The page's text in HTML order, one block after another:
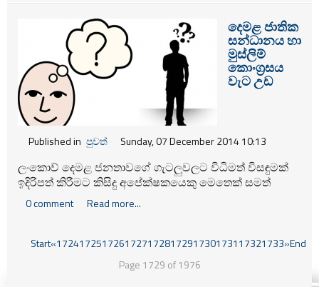
දෙමළ ජාතික
සන්ධානය හා
මුස්ලිම්
කොංග්‍රසය
වැට උඩ
Published in පුවත් Sunday, 07 December 2014 10:13
ලංකාෙව් දෙමළ ජනතාවගේ ගැටලුවලට විධිමත් විසඳුමක්
ඉදිරිපත් කිරීමට කිසිදු අපේක්ෂකයෙකු මෙතෙක් සමත්
නොවීම හේතුවෙන් තමන් සහය පළ කරන්නේ කුමන
පාර්ශවයට ද යන්න මෙතෙක් තීරණයක් ගෙන නොමැති බව
0 comment Read more...
Start«1724172517261727172817291730173117321733»End
Page 1729 of 1976